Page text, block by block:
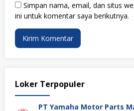
Simpan nama, email, dan situs
ini untuk komentar saya berikutnya.
Loker Terpopuler
PT Yamaha Motor Parts